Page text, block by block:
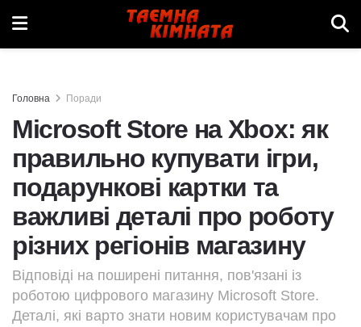
Головна Поради
Microsoft Store на Xbox: як
правильно купувати ігри,
подарункові картки та
важливі деталі про роботу
різних регіонів магазину
Відповіді на поширені питання, пов'язані із
роботою цифрового магазину Microsoft Store.
Деталі, які варто знати новим користувачам про